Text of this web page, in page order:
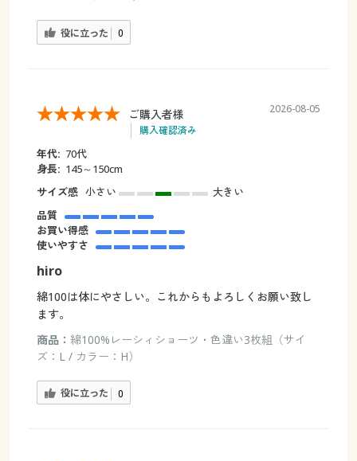
役に立った 0
ご購入者様
購入確認済み
2026-08-05
年代: 70代
身長: 145～150cm
サイズ感 小さい
大きい
品質
お買い得感
使いやすさ
hiro
綿100は体にやさしい。これからもよろしくお願い致し
ます。
商品： 綿100%レーシィショーツ・色違い3枚組（サイ
ズ：L / カラー：H）
役に立った 0